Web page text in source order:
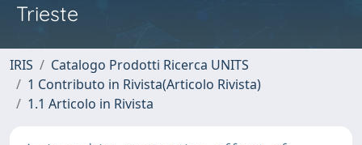
Trieste
IRIS
Catalogo Prodotti Ricerca UNITS
1 Contributo in Rivista(Articolo Rivista)
1.1 Articolo in Rivista